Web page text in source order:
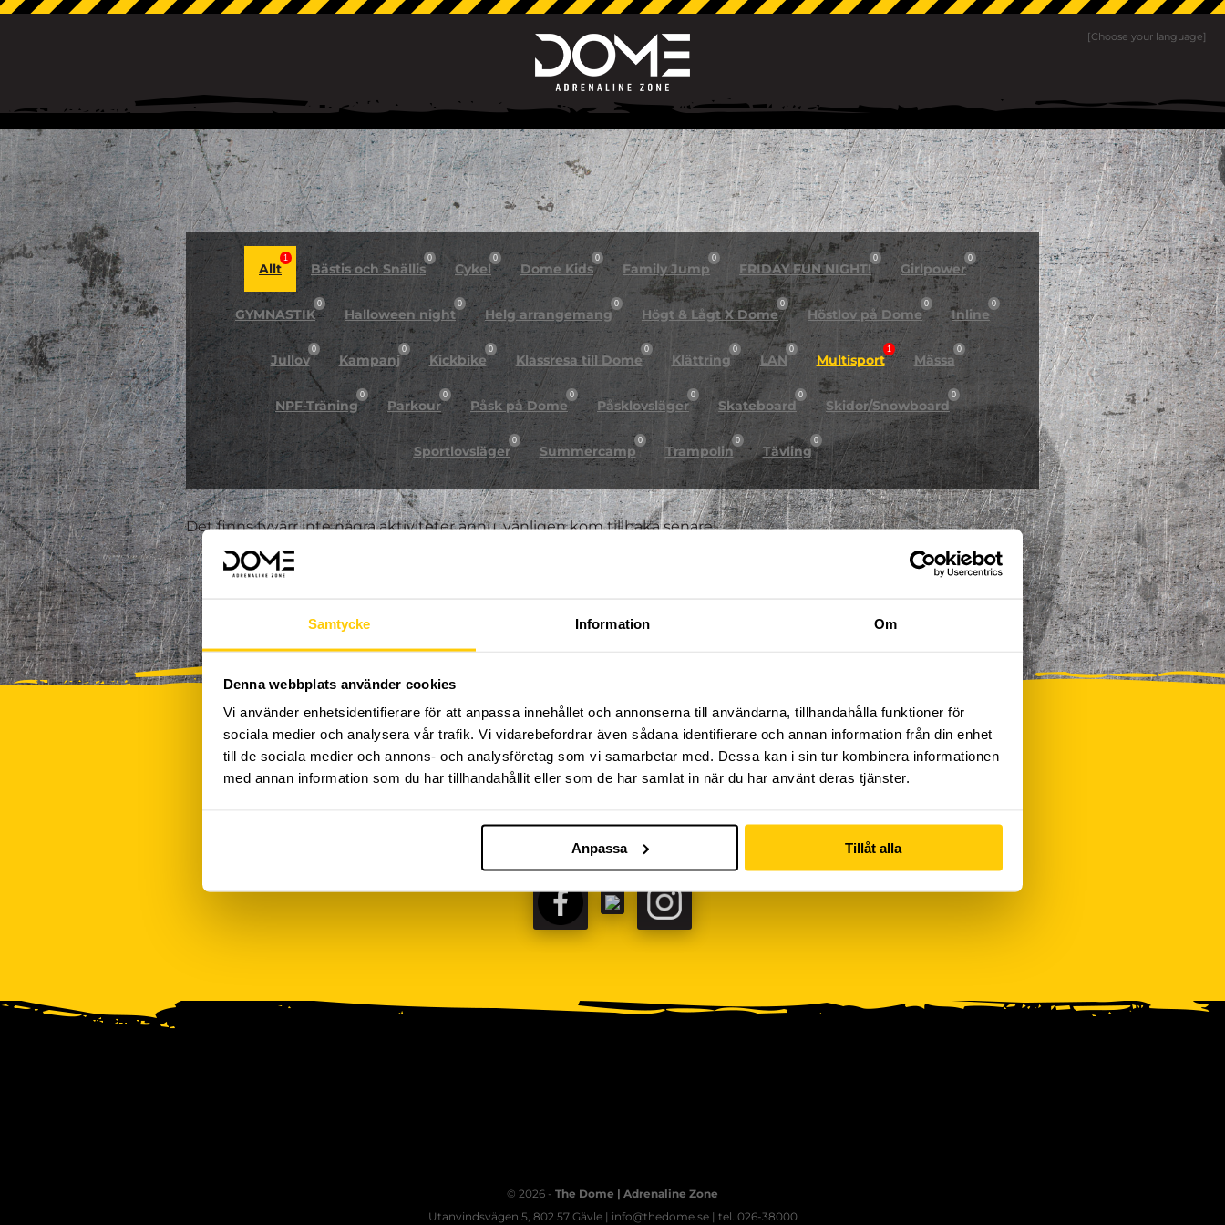
Samtycke Information Om
Denna webbplats använder cookies
Vi använder enhetsidentifierare för att anpassa innehållet och annonserna till användarna, tillhandahålla funktioner för
sociala medier och analysera vår trafik. Vi vidarebefordrar även sådana identifierare och annan information från din enhet
till de sociala medier och annons- och analysföretag som vi samarbetar med. Dessa kan i sin tur kombinera informationen
med annan information som du har tillhandahållit eller som de har samlat in när du har använt deras tjänster.
Anpassa Tillåt alla
[Choose your language]
Allt
1
Bästis och Snällis
0
Cykel
0
Dome Kids
0
Family Jump
0
FRIDAY FUN NIGHT!
0
Girlpower
0
GYMNASTIK
0
Halloween night
0
Helg arrangemang
0
Högt & Lågt X Dome
0
Höstlov på Dome
0
Inline
0
Jullov
0
Kampanj
0
Kickbike
0
Klassresa till Dome
0
Klättring
0
LAN
0
Multisport
1
Mässa
0
NPF-Träning
0
Parkour
0
Påsk på Dome
0
Påsklovsläger
0
Skateboard
0
Skidor/Snowboard
0
Sportlovsläger
0
Summercamp
0
Trampolin
0
Tävling
0
Det finns tyvärr inte några aktiviteter ännu, vänligen kom tillbaka senare!
FÖLJ OSS PÅ SOCIALA MEDIER
FACEBOOKTIKTOK
© 2026 - The Dome | Adrenaline Zone
Utanvindsvägen 5, 802 57 Gävle | info@thedome.se | tel. 026-38000